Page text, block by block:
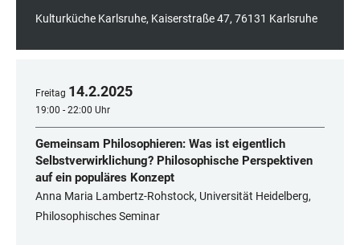
Kulturküche Karlsruhe, Kaiserstraße 47, 76131 Karlsruhe
Freitag 14.2.2025
19:00 - 22:00 Uhr
Gemeinsam Philosophieren: Was ist eigentlich
Selbstverwirklichung? Philosophische Perspektiven
auf ein populäres Konzept
Anna Maria Lambertz-Rohstock, Universität Heidelberg,
Philosophisches Seminar